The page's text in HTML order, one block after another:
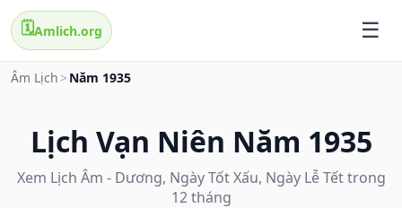
🗓️Amlich.org
Âm Lịch > Năm 1935
Lịch Vạn Niên Năm 1935
Xem Lịch Âm - Dương, Ngày Tốt Xấu, Ngày Lễ Tết trong
12 tháng